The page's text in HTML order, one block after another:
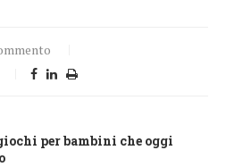
per bambini che oggi